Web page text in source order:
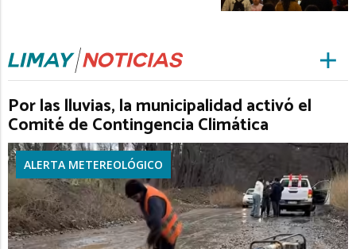
Por las lluvias, la municipalidad activó el
Comité de Contingencia Climática
ALERTA METEREOLÓGICO